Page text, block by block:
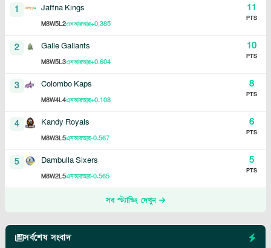
1 Jaffna Kings
M8W5L2এনআরআর+0.385
11
PTS
2 Galle Gallants
M8W5L3এনআরআর+0.604
10
PTS
3 Colombo Kaps
M8W4L4এনআরআর+0.108
8
PTS
4 Kandy Royals
M8W3L5এনআরআর-0.567
6
PTS
5 Dambulla Sixers
M8W2L5এনআরআর-0.565
5
PTS
সব স্ট্যান্ডিং দেখুন
সর্বশেষ সংবাদ